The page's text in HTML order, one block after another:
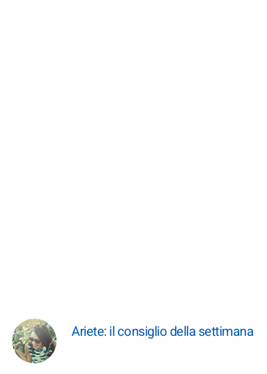
Ariete: il consiglio della settimana